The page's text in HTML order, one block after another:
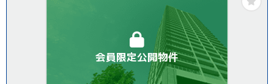
会員限定公開物件